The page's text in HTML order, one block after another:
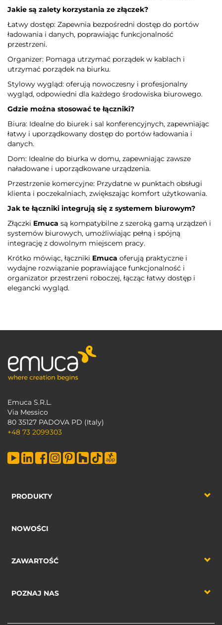
Jakie są zalety korzystania ze złączek?
Łatwy dostęp: Zapewnia bezpośredni dostęp do portów
ładowania i danych, poprawiając funkcjonalność
przestrzeni.
Organizer: Pomaga utrzymać porządek w kablach i
utrzymać porządek na biurku.
Stylowy wygląd: oferują nowoczesny i profesjonalny
wygląd, odpowiedni dla każdego środowiska biurowego.
Gdzie można stosować te łączniki?
Biura: Idealne do biurek i sal konferencyjnych, zapewniając
łatwy i uporządkowany dostęp do portów ładowania i
danych.
Dom: Idealne do biurka w domu, zapewniając zawsze
naładowane i uporządkowane urządzenia.
Przestrzenie komercyjne: Przydatne w punktach obsługi
klienta i poczekalniach, zwiększając komfort użytkowania.
Jak te łączniki integrują się z systemem biurowym?
Złączki Emuca są kompatybilne z szeroką gamą urządzeń i
systemów biurowych, umożliwiając pełną i spójną
integrację z dowolnym miejscem pracy.
Krótko mówiąc, łączniki Emuca oferują praktyczne i
wydajne rozwiązanie poprawiające funkcjonalność i
organizator przestrzeni roboczej, łącząc łatwy dostęp i
elegancki wygląd.
Emuca S.R.L.
Via Messico
80 35127 PADOVA PD (Italy)
+48 73 2099303
PRODUKTY
NOWOŚCI
ZAWARTOŚĆ
POZNAJ NAS